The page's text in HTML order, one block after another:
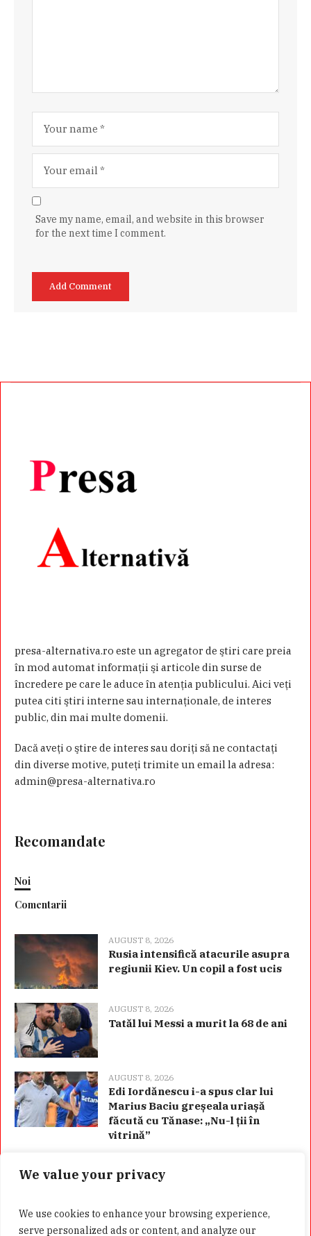
We value your privacy
We use cookies to enhance your browsing experience,
serve personalized ads or content, and analyze our
Save my name, email, and website in this browser
for the next time I comment.
presa-alternativa.ro este un agregator de ştiri care preia
în mod automat informaţii şi articole din surse de
încredere pe care le aduce în atenţia publicului. Aici veţi
putea citi ştiri interne sau internaţionale, de interes
public, din mai multe domenii.
Dacă aveţi o ştire de interes sau doriţi să ne contactaţi
din diverse motive, puteţi trimite un email la adresa:
admin@presa-alternativa.ro
Recomandate
Noi
Comentarii
AUGUST 8, 2026
Rusia intensifică atacurile asupra
regiunii Kiev. Un copil a fost ucis
AUGUST 8, 2026
Tatăl lui Messi a murit la 68 de ani
AUGUST 8, 2026
Edi Iordănescu i-a spus clar lui
Marius Baciu greșeala uriașă
făcută cu Tănase: „Nu-l ții în
vitrină”
Categorii